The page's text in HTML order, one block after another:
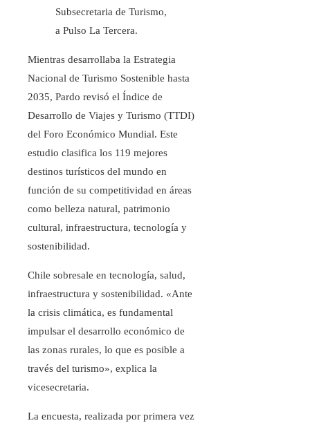
Subsecretaria de Turismo,
a Pulso La Tercera.
Mientras desarrollaba la Estrategia
Nacional de Turismo Sostenible hasta
2035, Pardo revisó el Índice de
Desarrollo de Viajes y Turismo (TTDI)
del Foro Económico Mundial. Este
estudio clasifica los 119 mejores
destinos turísticos del mundo en
función de su competitividad en áreas
como belleza natural, patrimonio
cultural, infraestructura, tecnología y
sostenibilidad.
Chile sobresale en tecnología, salud,
infraestructura y sostenibilidad. «Ante
la crisis climática, es fundamental
impulsar el desarrollo económico de
las zonas rurales, lo que es posible a
través del turismo», explica la
vicesecretaria.
La encuesta, realizada por primera vez